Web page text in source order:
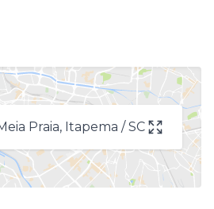
Praia, Itapema / SC